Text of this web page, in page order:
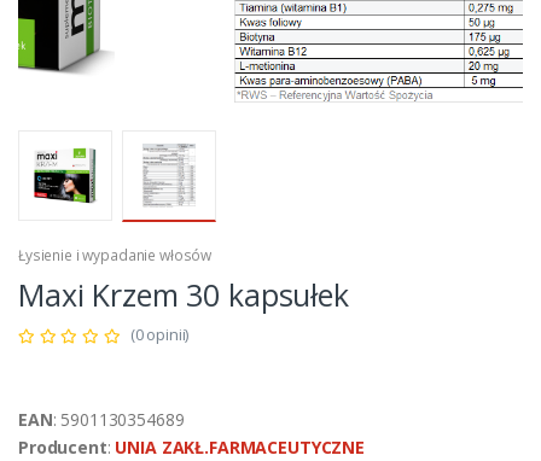
Łysienie i wypadanie włosów
Maxi Krzem 30 kapsułek
(0 opinii)
EAN: 5901130354689
Producent: UNIA ZAKŁ.FARMACEUTYCZNE